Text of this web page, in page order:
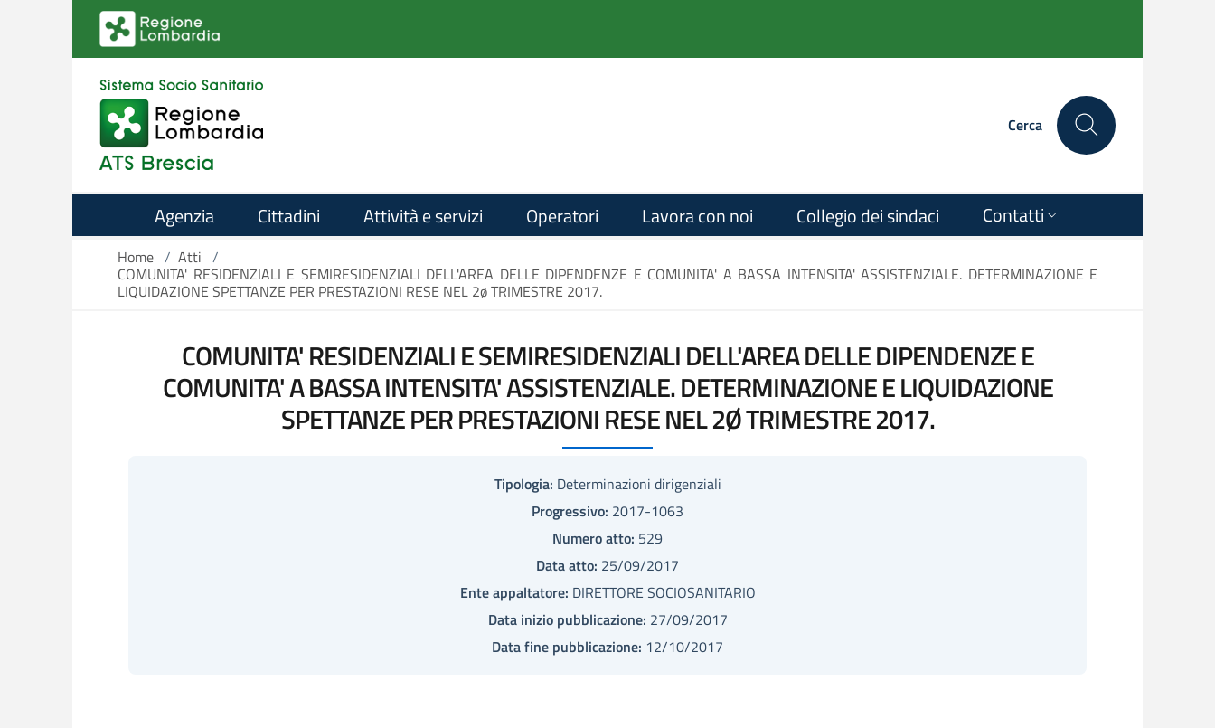
Salta al contenuto principale
Cerca
Agenzia Cittadini Attività e servizi Operatori Lavora con noi Collegio dei sindaci Contatti
Home / Atti /
COMUNITA' RESIDENZIALI E SEMIRESIDENZIALI DELL'AREA DELLE DIPENDENZE E COMUNITA' A BASSA INTENSITA' ASSISTENZIALE. DETERMINAZIONE E
LIQUIDAZIONE SPETTANZE PER PRESTAZIONI RESE NEL 2ø TRIMESTRE 2017.
COMUNITA' RESIDENZIALI E SEMIRESIDENZIALI DELL'AREA DELLE DIPENDENZE E
COMUNITA' A BASSA INTENSITA' ASSISTENZIALE. DETERMINAZIONE E LIQUIDAZIONE
SPETTANZE PER PRESTAZIONI RESE NEL 2Ø TRIMESTRE 2017.
Tipologia: Determinazioni dirigenziali
Progressivo: 2017-1063
Numero atto: 529
Data atto: 25/09/2017
Ente appaltatore: DIRETTORE SOCIOSANITARIO
Data inizio pubblicazione: 27/09/2017
Data fine pubblicazione: 12/10/2017